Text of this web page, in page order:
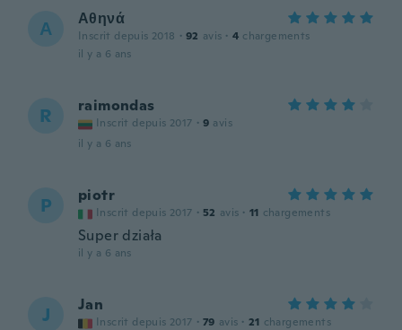
Α Αθηνά
Inscrit depuis 2018 · 92 avis · 4 chargements
il y a 6 ans
R raimondas
Inscrit depuis 2017 · 9 avis
il y a 6 ans
P piotr
Inscrit depuis 2017 · 52 avis · 11 chargements
Super działa
il y a 6 ans
J Jan
Inscrit depuis 2017 · 79 avis · 21 chargements